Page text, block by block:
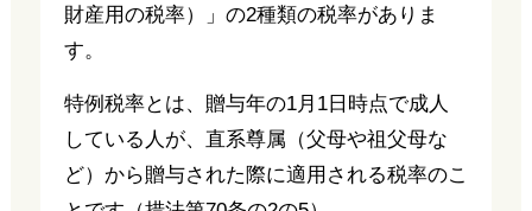
財産用の税率）」の2種類の税率がありま
す。
特例税率とは、贈与年の1月1日時点で成人
している人が、直系尊属（父母や祖父母な
ど）から贈与された際に適用される税率のこ